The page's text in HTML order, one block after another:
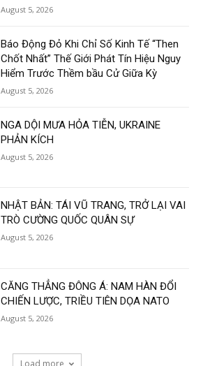
August 5, 2026
Báo Động Đỏ Khi Chỉ Số Kinh Tế “Then
Chốt Nhất” Thế Giới Phát Tín Hiệu Nguy
Hiểm Trước Thềm bầu Cử Giữa Kỳ
August 5, 2026
NGA DỘI MƯA HỎA TIỄN, UKRAINE
PHẢN KÍCH
August 5, 2026
NHẬT BẢN: TÁI VŨ TRANG, TRỞ LẠI VAI
TRÒ CƯỜNG QUỐC QUÂN SỰ
August 5, 2026
CĂNG THẲNG ĐÔNG Á: NAM HÀN ĐỔI
CHIẾN LƯỢC, TRIỀU TIÊN DỌA NATO
August 5, 2026
Load more